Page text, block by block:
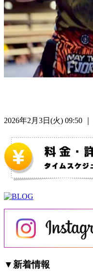
2026年2月3日(火) 09:50
▼新着情報